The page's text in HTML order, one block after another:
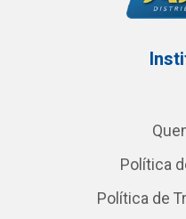
Política
Política de